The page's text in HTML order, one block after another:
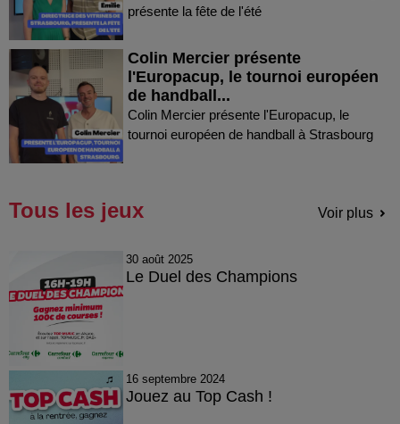
présente la fête de l'été
Colin Mercier présente
l'Europacup, le tournoi européen
de handball...
Colin Mercier présente l'Europacup, le
tournoi européen de handball à Strasbourg
Tous les jeux Voir plus
30 août 2025
Le Duel des Champions
16 septembre 2024
Jouez au Top Cash !